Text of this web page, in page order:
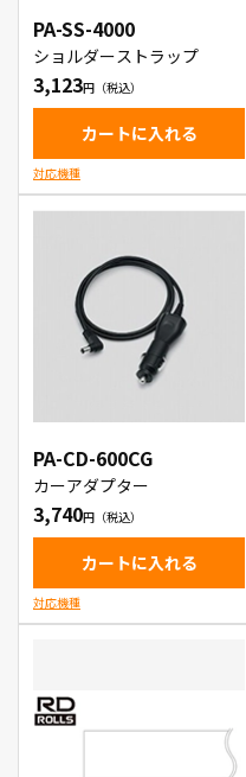
PA-SS-4000
ショルダーストラップ
3,123
カートに入れる
対応機種
PA-CD-600CG
カーアダプター
3,740
カートに入れる
対応機種